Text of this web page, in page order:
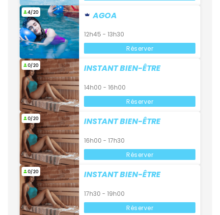
4/20 AGOA
12h45 - 13h30
Réserver
0/20 INSTANT BIEN-ÊTRE
14h00 - 16h00
Réserver
0/20 INSTANT BIEN-ÊTRE
16h00 - 17h30
Réserver
0/20 INSTANT BIEN-ÊTRE
17h30 - 19h00
Réserver